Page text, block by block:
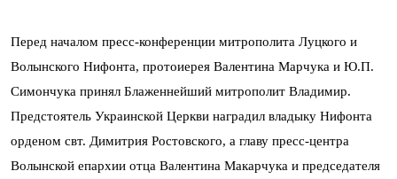
Перед началом пресс-конференции митрополита Луцкого и
Волынского Нифонта, протоиерея Валентина Марчука и Ю.П.
Симончука принял Блаженнейший митрополит Владимир.
Предстоятель Украинской Церкви наградил владыку Нифонта
орденом свт. Димитрия Ростовского, а главу пресс-центра
Волынской епархии отца Валентина Макарчука и председателя